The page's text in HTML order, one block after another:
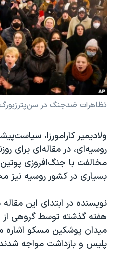
فرهنگ و زندگی
حقوق شهروندی
اقتصادی
علم و فناوری
اسرائیل در جنگ
مستندها
انتخابات ریاست جمهوری آمریکا ۲۰۲۴
حمله جمهوری اسلامی به
رمز مهسا
ورزش زنان در ایران
اعتراضات زن، زندگی، آزادی
تریبونال مردمی آبان ۹۸
دادگاه حمید نوری
چهل سال گروگان‌گیری
اعتراضات مردمی آبان ۹۸
اسرائیل در جنگ
نرگس محمدی برنده جایزه نوبل
دنبال کنید
زبانهای مختلف
تظاهرات ضدجنگ در سن‌پترزبورگ،
ولادیمیر کارامورزا،
روسیه‌ای، در مقاله‌ای برای
مخالفت با جنگ‌افروزی
بسیاری در کشور روسیه نیز
نویسنده در ابتدای این
هفته گذشته توسط گروهی
میدان پوشکین مسکو اشاره
پلیس و بازداشت مواجه